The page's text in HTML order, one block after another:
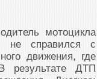
мотоцикла
не справился с
движения, где
результате ДТП